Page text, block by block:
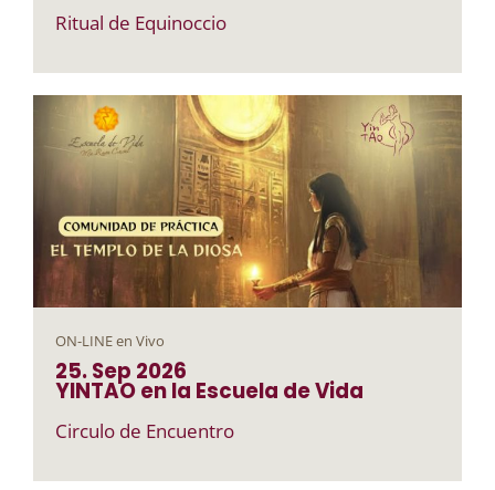
Ritual de Equinoccio
ON-LINE en Vivo
25. Sep 2026
YINTAO en la Escuela de Vida
Circulo de Encuentro